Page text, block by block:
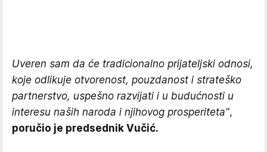
Uveren sam da će tradicionalno prijateljski odnosi,
koje odlikuje otvorenost, pouzdanost i strateško
partnerstvo, uspešno razvijati i u budućnosti u
interesu naših naroda i njihovog prosperiteta",
poručio je predsednik Vučić.